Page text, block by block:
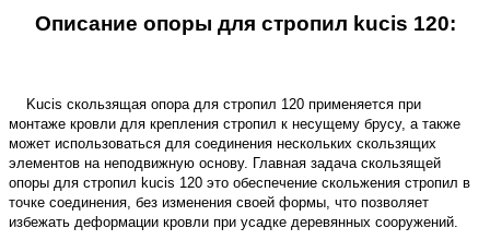
Описание опоры для стропил kucis 120:
Kucis скользящая опора для стропил 120 применяется при
монтаже кровли для крепления стропил к несущему брусу, а также
может использоваться для соединения нескольких скользящих
элементов на неподвижную основу. Главная задача скользящей
опоры для стропил kucis 120 это обеспечение скольжения стропил в
точке соединения, без изменения своей формы, что позволяет
избежать деформации кровли при усадке деревянных сооружений.